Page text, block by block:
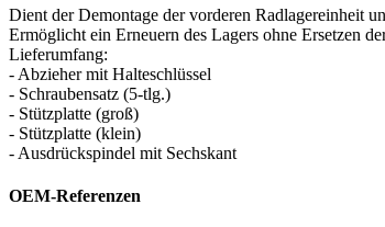
Dient der Demontage der vorderen Radlagereinheit
Ermöglicht ein Erneuern des Lagers ohne Ersetzen
Lieferumfang:
- Abzieher mit Halteschlüssel
- Schraubensatz (5-tlg.)
- Stützplatte (groß)
- Stützplatte (klein)
- Ausdrückspindel mit Sechskant
OEM-Referenzen